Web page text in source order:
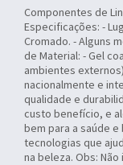
Componentes de
Especificações: -
Cromado. - Alguns
de Material: - Gel
ambientes
nacionalmente e
qualidade e
custo benefício, e
bem para a saúde
tecnologias que
na beleza. Obs: